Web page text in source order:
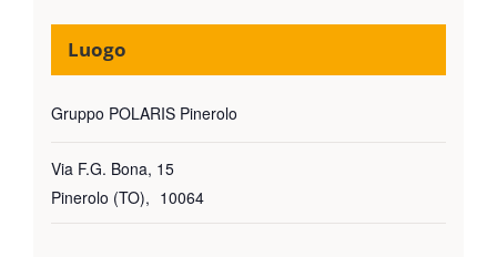
Luogo
Gruppo POLARIS Pinerolo
Via F.G. Bona, 15
Pinerolo (TO), 10064